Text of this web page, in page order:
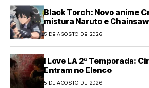
Black Torch: Novo anime
mistura Naruto e
5 DE AGOSTO DE 2026
I Love LA 2ª Temporada:
Entram no Elenco
5 DE AGOSTO DE 2026